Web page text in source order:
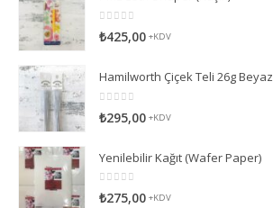
0
₺425,00 +KDV
Hamilworth Çiçek Teli 26g Beyaz
0
₺295,00 +KDV
Yenilebilir Kağıt (Wafer Paper)
0 5 üzerinden
₺275,00 +KDV